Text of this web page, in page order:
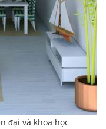
đại và khoa học